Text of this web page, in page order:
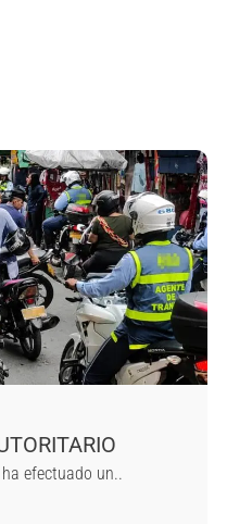
efectuado un..